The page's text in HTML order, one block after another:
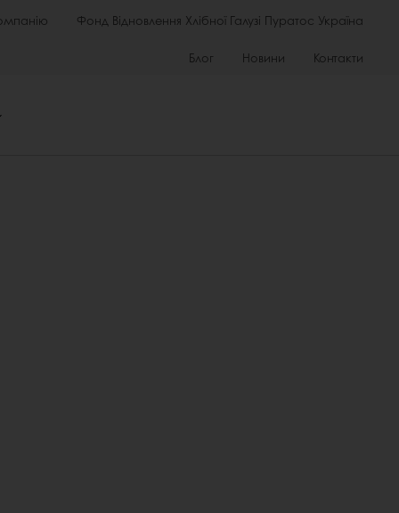
Фонд Відновлення Хлібної Галузі Пуратос Україна
Блог Новини Контакти